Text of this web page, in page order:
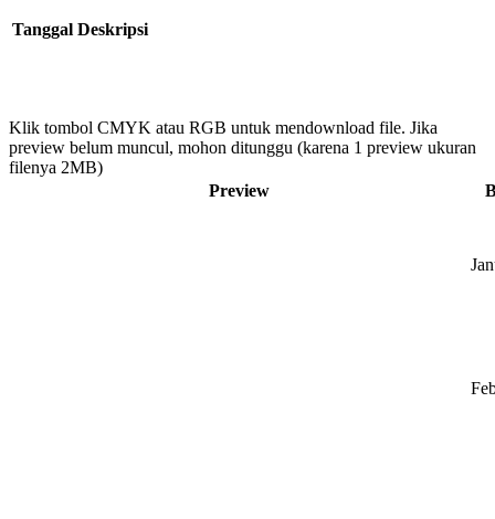
Tanggal Deskripsi
Klik tombol CMYK atau RGB untuk mendownload file. Jika
preview belum muncul, mohon ditunggu (karena 1 preview ukuran
filenya 2MB)
Preview